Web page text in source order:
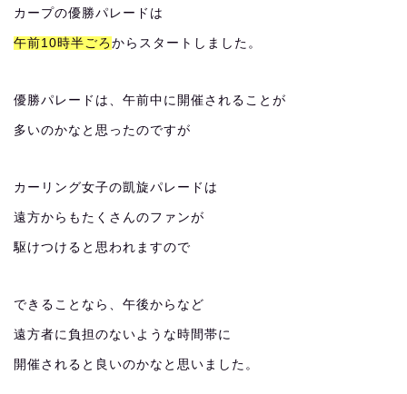
カープの優勝パレードは
午前10時半ごろ からスタートしました。
優勝パレードは、午前中に開催されることが
多いのかなと思ったのですが
カーリング女子の凱旋パレードは
遠方からもたくさんのファンが
駆けつけると思われますので
できることなら、午後からなど
遠方者に負担のないような時間帯に
開催されると良いのかなと思いました。